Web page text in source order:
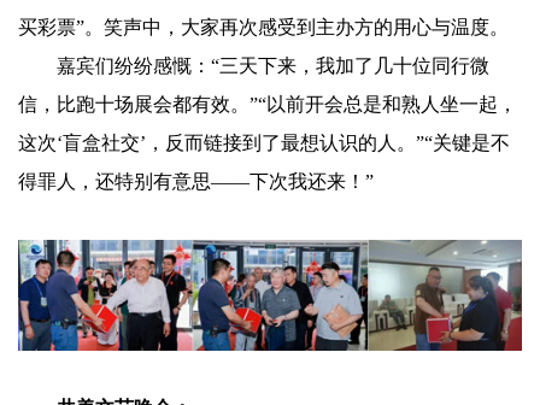
买彩票”。笑声中，大家再次感受到主办方的用心与温度。
嘉宾们纷纷感慨：“三天下来，我加了几十位同行微
信，比跑十场展会都有效。”“以前开会总是和熟人坐一起，
这次‘盲盒社交’，反而链接到了最想认识的人。”“关键是不
得罪人，还特别有意思——下次我还来！”